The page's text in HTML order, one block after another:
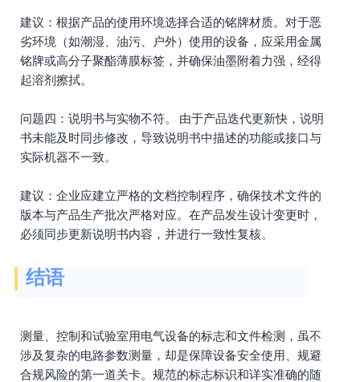
建议：根据产品的使用环境选择合适的铭牌材质。对于恶
劣环境（如潮湿、油污、户外）使用的设备，应采用金属
铭牌或高分子聚酯薄膜标签，并确保油墨附着力强，经得
起溶剂擦拭。
问题四：说明书与实物不符。 由于产品迭代更新快，说明
书未能及时同步修改，导致说明书中描述的功能或接口与
实际机器不一致。
建议：企业应建立严格的文档控制程序，确保技术文件的
版本与产品生产批次严格对应。在产品发生设计变更时，
必须同步更新说明书内容，并进行一致性复核。
结语
测量、控制和试验室用电气设备的标志和文件检测，虽不
涉及复杂的电路参数测量，却是保障设备安全使用、规避
合规风险的第一道关卡。规范的标志标识和详实准确的随